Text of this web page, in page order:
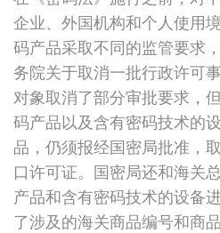
企业、外国机构和个人使用
码产品采取不同的监管要求
务院关于取消一批行政许可
对象取消了部分审批要求，
码产品以及含有密码技术的
品，仍须报经国密局批准，
口许可证。国密局还和海关
产品和含有密码技术的设备
了涉及的海关商品编号和商